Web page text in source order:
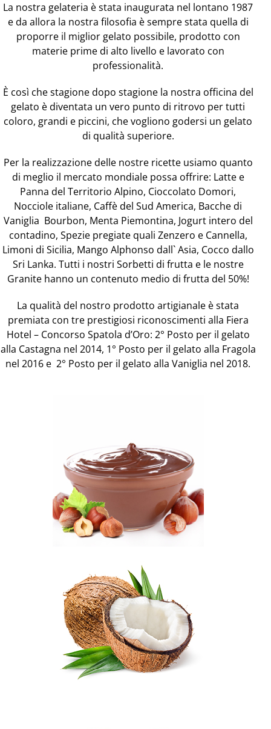
La nostra gelateria è stata inaugurata nel lontano 1987
e da allora la nostra filosofia è sempre stata quella di
proporre il miglior gelato possibile, prodotto con
materie prime di alto livello e lavorato con
professionalità.
È così che stagione dopo stagione la nostra officina del
gelato è diventata un vero punto di ritrovo per tutti
coloro, grandi e piccini, che vogliono godersi un gelato
di qualità superiore.
Per la realizzazione delle nostre ricette usiamo quanto
di meglio il mercato mondiale possa offrire: Latte e
Panna del Territorio Alpino, Cioccolato Domori,
Nocciole italiane, Caffè del Sud America, Bacche di
Vaniglia Bourbon, Menta Piemontina, Jogurt intero del
contadino, Spezie pregiate quali Zenzero e Cannella,
Limoni di Sicilia, Mango Alphonso dall` Asia, Cocco dallo
Sri Lanka. Tutti i nostri Sorbetti di frutta e le nostre
Granite hanno un contenuto medio di frutta del 50%!
La qualità del nostro prodotto artigianale è stata
premiata con tre prestigiosi riconoscimenti alla Fiera
Hotel – Concorso Spatola d’Oro: 2° Posto per il gelato
alla Castagna nel 2014, 1° Posto per il gelato alla Fragola
nel 2016 e 2° Posto per il gelato alla Vaniglia nel 2018.